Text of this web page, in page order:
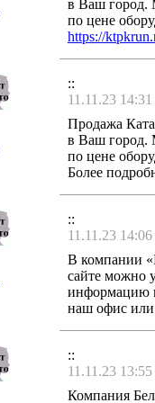
в Ваш город.
по цене
https://
::
11.11.23 14:31
Продажа
в Ваш город.
по цене
Более
::
11.11.23 14:06
В компании
сайте можно
информацию
наш офис
::
11.11.23 13:55
Компания